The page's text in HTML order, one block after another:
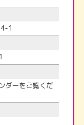
1
ダーをご覧くだ